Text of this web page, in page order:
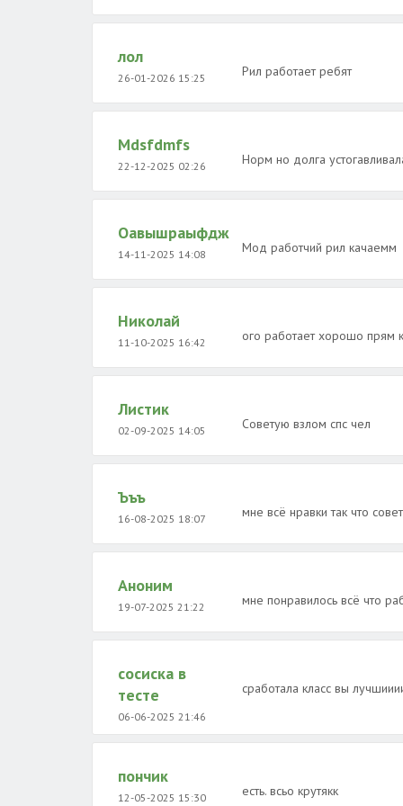
лол
26-01-2026 15:25 Рил работает ребят
Mdsfdmfs
22-12-2025 02:26 Норм но долга
Оавышраыфдж
14-11-2025 14:08 Мод работчий рил качаемм
Николай
11-10-2025 16:42 ого работает хорошо прям
Листик
02-09-2025 14:05 Советую взлом спс чел
Ъъъ
16-08-2025 18:07 мне всё нравки так что
Аноним
19-07-2025 21:22 мне понравилось всё что
сосиска в
тесте
06-06-2025 21:46
сработала класс вы
пончик
12-05-2025 15:30 есть. всьо крутякк